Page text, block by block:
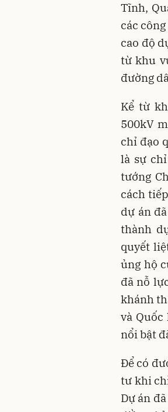
Tĩnh,
các
cao độ
từ khu
đường
Kể từ
500kV
chỉ đạo
là sự
tướng
cách
dự án
thành
quyết
ủng hộ
đã nỗ
khánh
và
nổi bật
Để có
tư khi
Dự án